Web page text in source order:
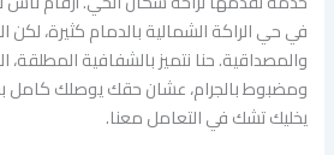
في حي الراكة الشمالية بالدمام كثيرة،
والمصداقية. حنا نتميز بالشفافية المطلقة،
ومضبوط بالجرام، عشان حقك يوصلك كامل
يخليك تشك في التعامل معنا.